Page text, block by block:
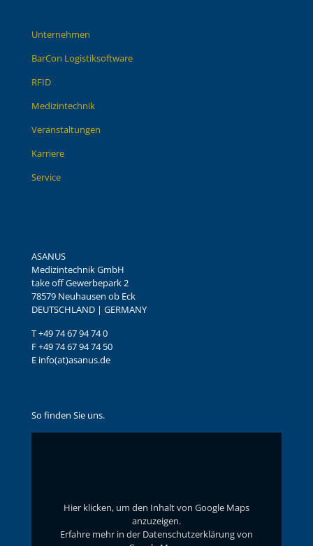
Unternehmen
BarCon Logistiksoftware
RFID
Medizintechnik
Veranstaltungen
Karriere
Service
ASANUS
Medizintechnik GmbH
take off Gewerbepark 2
78579 Neuhausen ob Eck
DEUTSCHLAND | GERMANY
T +49 74 67 94 74 0
F +49 74 67 94 74 50
E info(at)asanus.de
So finden Sie uns.
Hier klicken, um den Inhalt von Google Maps
anzuzeigen.
Erfahre mehr in der Datenschutzerklärung von